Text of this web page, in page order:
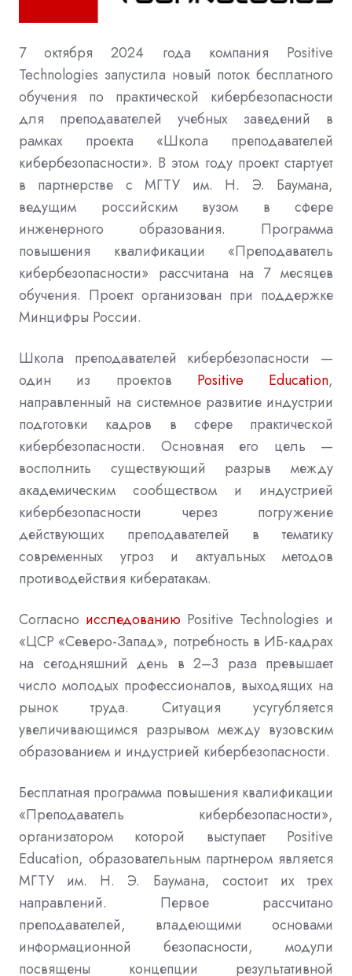
7октября2024 года компания Positive
Technologies запустила новый поток бесплатного
обучения по практической кибербезопасности
для преподавателей учебных заведений в
рамках проекта «Школа преподавателей
кибербезопасности». В этом году проект стартует
в партнерстве с МГТУ им. Н. Э. Баумана,
ведущим российским вузом в сфере
инженерного образования. Программа
повышения квалификации «Преподаватель
кибербезопасности» рассчитана на 7 месяцев
обучения. Проект организован при поддержке
Минцифры России.
Школа преподавателей кибербезопасности —
один из проектов Positive Education,
направленный на системное развитие индустрии
подготовки кадров в сфере практической
кибербезопасности. Основная его цель —
восполнить существующий разрыв между
академическим сообществом и индустрией
кибербезопасности через погружение
действующих преподавателей в тематику
современных угроз и актуальных методов
противодействия кибератакам.
Согласно исследованию Positive Technologies и
«ЦСР «Северо-Запад», потребность в ИБ-кадрах
на сегодняшний день в 2–3 раза превышает
число молодых профессионалов, выходящих на
рынок труда. Ситуация усугубляется
увеличивающимся разрывом между вузовским
образованием и индустрией кибербезопасности.
Бесплатная программа повышения квалификации
«Преподаватель кибербезопасности»,
организатором которой выступает Positive
Education, образовательным партнером является
МГТУ им. Н. Э. Баумана, состоит их трех
направлений. Первое рассчитано
преподавателей, владеющими основами
информационной безопасности, модули
посвящены концепции результативной